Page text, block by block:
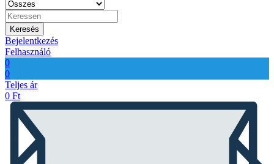
Keresés
Bejelentkezés
Felhasználó
0
0
Teljes ár
0 Ft